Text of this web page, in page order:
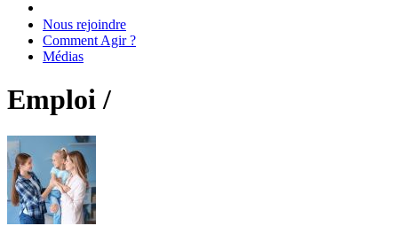
Nous rejoindre
Comment Agir ?
Médias
Emploi /